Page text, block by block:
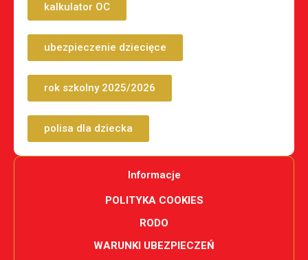
kalkulator OC
ubezpieczenie dziecięce
rok szkolny 2025/2026
polisa dla dziecka
Informacje
POLITYKA COOKIES
RODO
WARUNKI UBEZPIECZEŃ